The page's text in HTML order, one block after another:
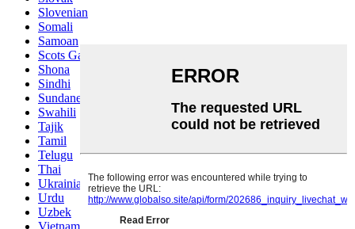
Slovenian
Somali
Samoan
Scots Gaelic
Shona
Sindhi
Sundanese
Swahili
Tajik
Tamil
Telugu
Thai
Ukrainian
Urdu
Uzbek
Vietnamese